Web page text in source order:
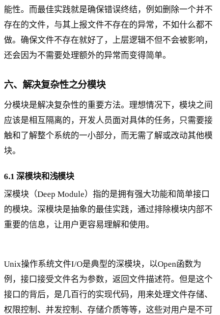
能性。而最佳实践就是确保错误终结，例如删除一个并不
存在的文件，与其上报文件不存在的异常，不如什么都不
做。确保文件不存在就好了，上层逻辑不但不会被影响，
还会因为不需要处理额外的异常而变得简单。
六、解决复杂性之分模块
分模块是解决复杂性的重要方法。理想情况下，模块之间
应该是相互隔离的，开发人员面对具体的任务，只需要接
触和了解整个系统的一小部分，而无需了解或改动其他模
块。
6.1 深模块和浅模块
深模块（Deep Module）指的是拥有强大功能和简单接口
的模块。深模块是抽象的最佳实践，通过排除模块内部不
重要的信息，让用户更容易理解和使用。
Unix操作系统文件I/O是典型的深模块，以Open函数为
例，接口接受文件名为参数，返回文件描述符。但是这个
接口的背后，是几百行的实现代码，用来处理文件存储、
权限控制、并发控制、存储介质等等，这些对用户是不可